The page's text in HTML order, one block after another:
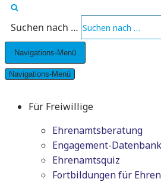
Suchen nach …
Navigations-Menü
Navigations-Menü
Für Freiwillige
Ehrenamtsberatung
Engagement-Datenbank
Ehrenamtsquiz
Fortbildungen für